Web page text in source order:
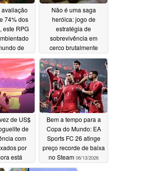
avaliação
74% dos
este RPG
de
com 85%
no Steam
2026
Não é uma saga
heróica: jogo de
estratégia de
sobrevivência em
cerco brutalmente
difícil agora por US$
2,50 no Steam
06/13/2026
de US$
de
com
por
está
Steam
Bem a tempo para a
Copa do Mundo: EA
Sports FC 26 atinge
preço recorde de baixa
no Steam 06/13/2026